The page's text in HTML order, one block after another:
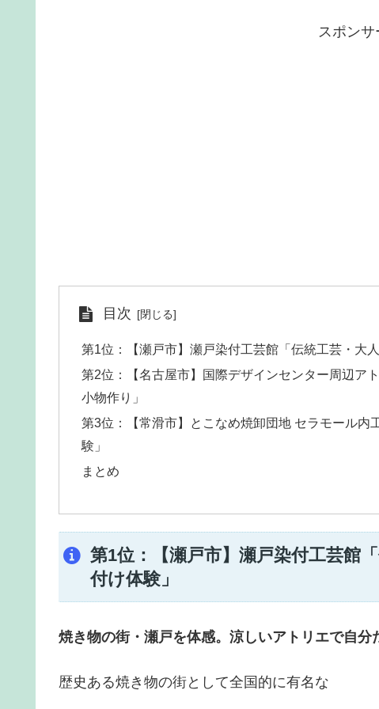
スポンサ
目次
第1位：【瀬戸市】瀬戸染付工芸館「伝統工芸・大
第2位：【名古屋市】国際デザインセンター周辺ア
小物作り」
第3位：【常滑市】とこなめ焼卸団地 セラモール
験」
まとめ
第1位：【瀬戸市】瀬戸染付工芸館
付け体験」
焼き物の街・瀬戸を体感。涼しいアトリエで自分
歴史ある焼き物の街として全国的に有名な